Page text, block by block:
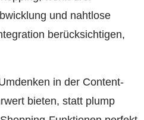
und nahtlose
berücksichtigen,
in der Content-
bieten, statt plump